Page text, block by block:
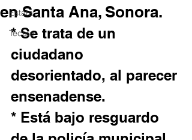
Estatal
Tecate
en Santa Ana, Sonora.
* Se trata de un
ciudadano
desorientado, al parecer
ensenadense.
* Está bajo resguardo